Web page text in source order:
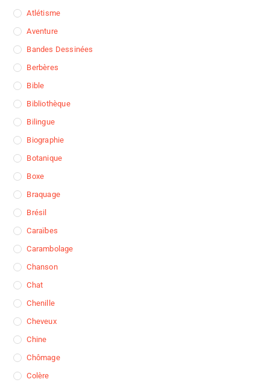
Atlétisme
Aventure
Bandes Dessinées
Berbères
Bible
Bibliothèque
Bilingue
Biographie
Botanique
Boxe
Braquage
Brésil
Caraïbes
Carambolage
Chanson
Chat
Chenille
Cheveux
Chine
Chômage
Colère